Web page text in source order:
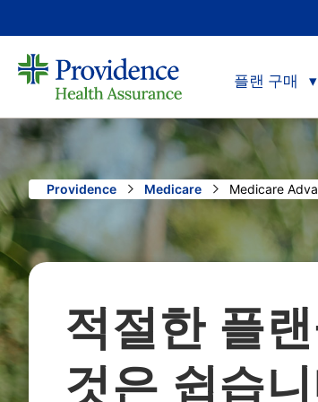
플랜 구매
Providence Medicare Current:
Medicare
적절한 플
것은 쉽습